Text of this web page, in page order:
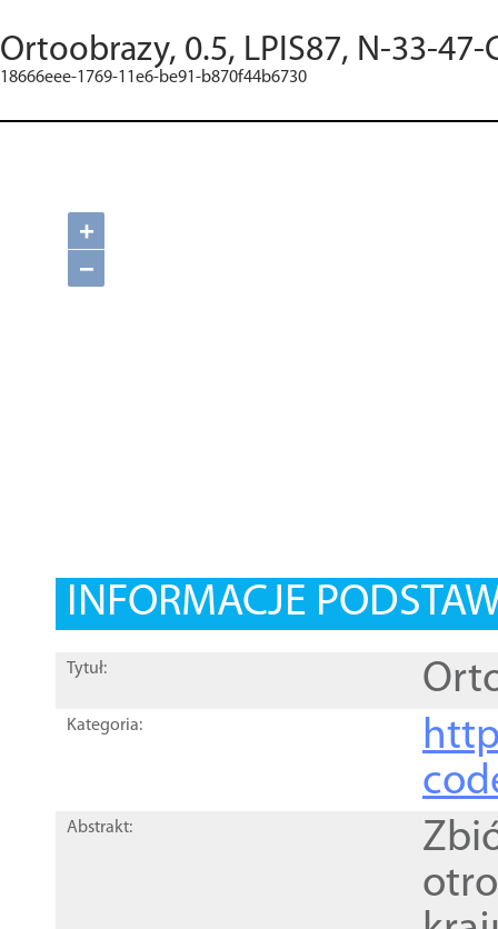
Ortoobrazy, 0.5, LPIS87, N-33-47-
18666eee-1769-11e6-be91-b870f44b6730
+
−
INFORMACJE
Tytuł:
Kategoria:
Abstrakt: